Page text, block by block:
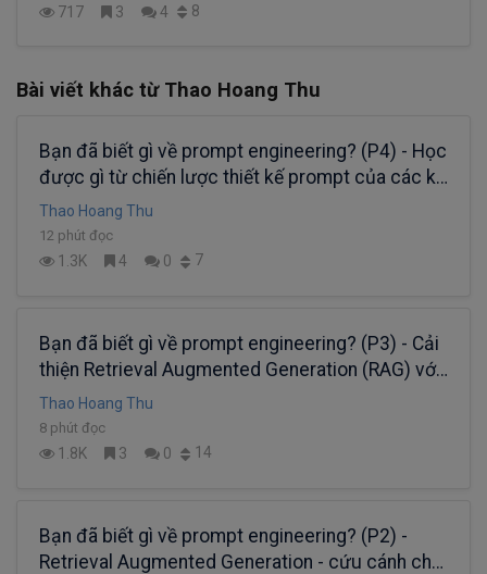
717 3 4 8
Bài viết khác từ Thao Hoang Thu
Bạn đã biết gì về prompt engineering? (P4) - Học
được gì từ chiến lược thiết kế prompt của các kỹ
sư Google?
Thao Hoang Thu
12 phút đọc
1.3K 4 0 7
Bạn đã biết gì về prompt engineering? (P3) - Cải
thiện Retrieval Augmented Generation (RAG) với
query transformation
Thao Hoang Thu
8 phút đọc
1.8K 3 0 14
Bạn đã biết gì về prompt engineering? (P2) -
Retrieval Augmented Generation - cứu cánh cho